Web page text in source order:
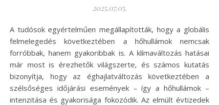
2025.07.05.
A tudósok egyértelműen megállapították, hogy a globális
felmelegedés következtében a hőhullámok nemcsak
forróbbak, hanem gyakoribbak is. A klímaváltozás hatásai
már most is érezhetők világszerte, és számos kutatás
bizonyítja, hogy az éghajlatváltozás következtében a
szélsőséges időjárási események – így a hőhullámok –
intenzitása és gyakorisága fokozódik. Az elmúlt évtizedek